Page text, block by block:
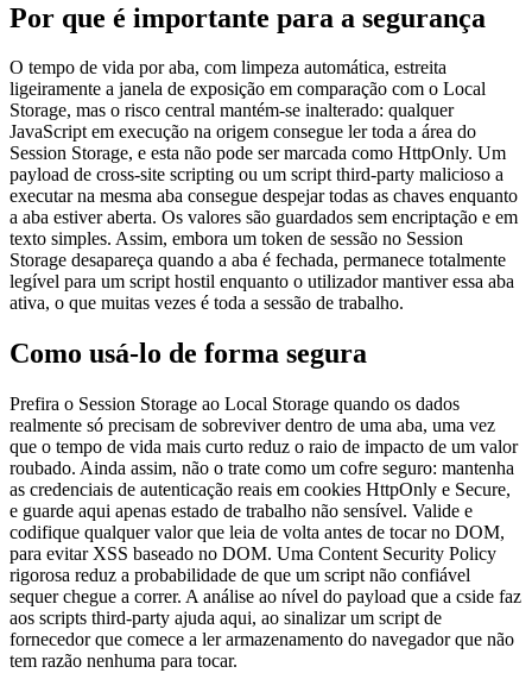
Por que é importante para a segurança
O tempo de vida por aba, com limpeza automática, estreita
ligeiramente a janela de exposição em comparação com o Local
Storage, mas o risco central mantém-se inalterado: qualquer
JavaScript em execução na origem consegue ler toda a área do
Session Storage, e esta não pode ser marcada como HttpOnly. Um
payload de cross-site scripting ou um script third-party malicioso a
executar na mesma aba consegue despejar todas as chaves enquanto
a aba estiver aberta. Os valores são guardados sem encriptação e em
texto simples. Assim, embora um token de sessão no Session
Storage desapareça quando a aba é fechada, permanece totalmente
legível para um script hostil enquanto o utilizador mantiver essa aba
ativa, o que muitas vezes é toda a sessão de trabalho.
Como usá-lo de forma segura
Prefira o Session Storage ao Local Storage quando os dados
realmente só precisam de sobreviver dentro de uma aba, uma vez
que o tempo de vida mais curto reduz o raio de impacto de um valor
roubado. Ainda assim, não o trate como um cofre seguro: mantenha
as credenciais de autenticação reais em cookies HttpOnly e Secure,
e guarde aqui apenas estado de trabalho não sensível. Valide e
codifique qualquer valor que leia de volta antes de tocar no DOM,
para evitar XSS baseado no DOM. Uma Content Security Policy
rigorosa reduz a probabilidade de que um script não confiável
sequer chegue a correr. A análise ao nível do payload que a cside faz
aos scripts third-party ajuda aqui, ao sinalizar um script de
fornecedor que comece a ler armazenamento do navegador que não
tem razão nenhuma para tocar.